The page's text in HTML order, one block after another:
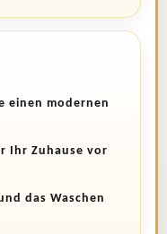
einen modernen
Ihr Zuhause vor
das Waschen